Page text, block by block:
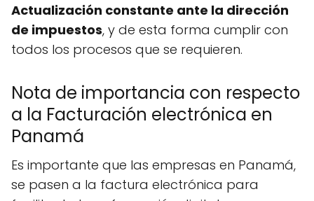
Actualización constante ante la dirección
de impuestos, y de esta forma cumplir con
todos los procesos que se requieren.
Nota de importancia con respecto
a la Facturación electrónica en
Panamá
Es importante que las empresas en Panamá,
se pasen a la factura electrónica para